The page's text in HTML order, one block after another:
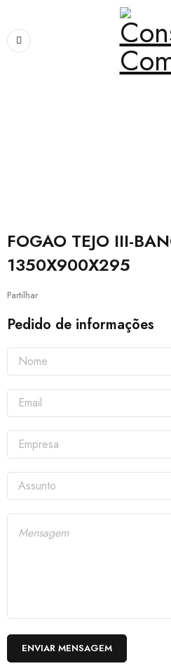
FOGAO TEJO III-
1350X900X295
Partilhar
Pedido de informações